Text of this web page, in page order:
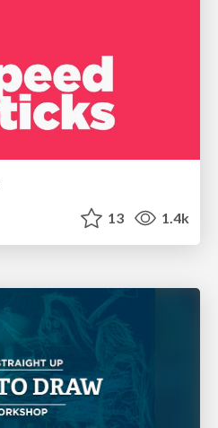
13 1.4k